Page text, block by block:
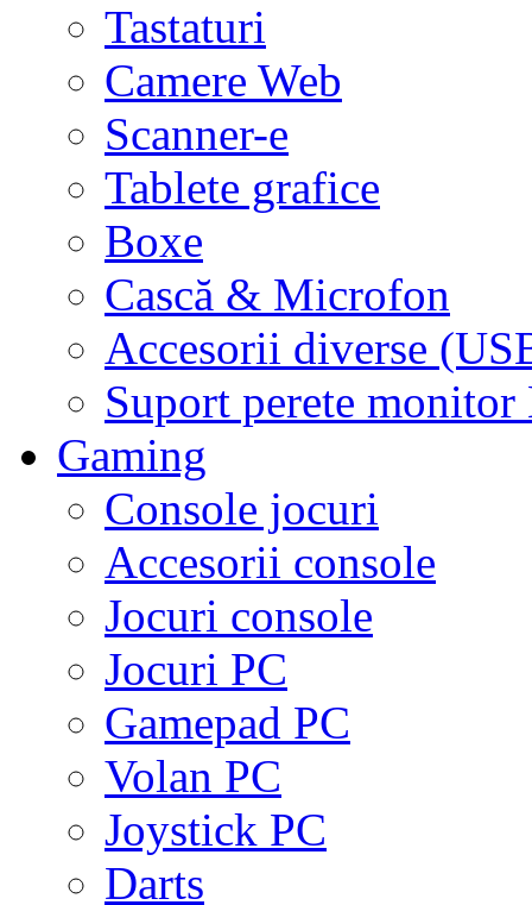
Tastaturi
Camere Web
Scanner-e
Tablete grafice
Boxe
Cască & Microfon
Accesorii diverse
Suport perete
Gaming
Console jocuri
Accesorii console
Jocuri console
Jocuri PC
Gamepad PC
Volan PC
Joystick PC
Darts